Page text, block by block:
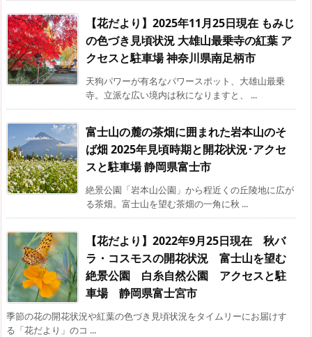
【花だより】2025年11月25日現在 もみじ
の色づき見頃状況 大雄山最乗寺の紅葉 ア
クセスと駐車場 神奈川県南足柄市
天狗パワーが有名なパワースポット、大雄山最乗
寺。立派な広い境内は秋になりますと、 ...
富士山の麓の茶畑に囲まれた岩本山のそ
ば畑 2025年見頃時期と開花状況･アクセ
スと駐車場 静岡県富士市
絶景公園「岩本山公園」から程近くの丘陵地に広が
る茶畑。富士山を望む茶畑の一角に秋 ...
【花だより】2022年9月25日現在 秋バ
ラ・コスモスの開花状況 富士山を望む
絶景公園 白糸自然公園 アクセスと駐
車場 静岡県富士宮市
季節の花の開花状況や紅葉の色づき見頃状況をタイムリーにお届けす
る「花だより」のコ ...